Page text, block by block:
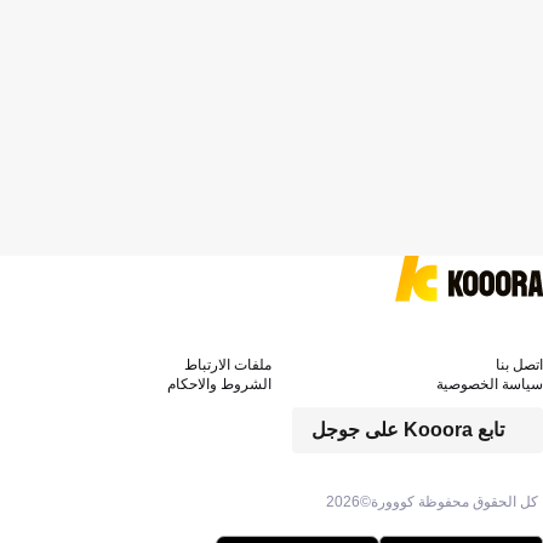
كل الحقوق محفوظة كووورة©2026
تابع Kooora على جوجل
اتصل بنا
ملفات الارتباط
سياسة الخصوصية
الشروط والاحكام